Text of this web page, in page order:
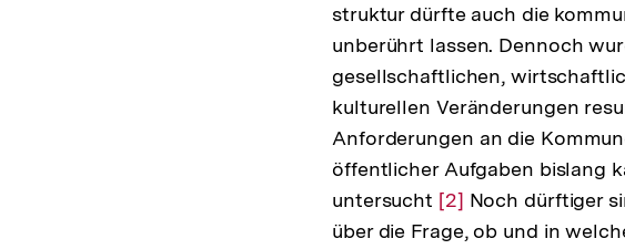
struktur dürfte auch die
unberührt lassen. Dennoch
gesellschaftlichen,
kulturellen Veränderungen
Anforderungen an die
öffentlicher Aufgaben bislang
untersucht Zur
Auflösung
[2] Noch dürftiger
über die Frage, ob und in